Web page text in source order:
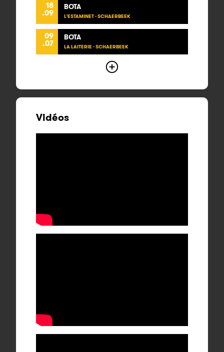
18
.09
BOTA
L'ESTAMINET - SCHAERBEEK
09
.07
BOTA
LA LAITERIE - SCHAERBEEK
Vidéos